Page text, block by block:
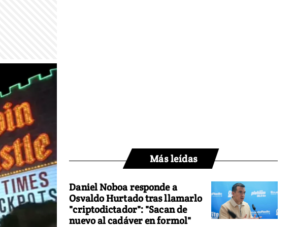
Más leídas
Daniel Noboa responde a
Osvaldo Hurtado tras llamarlo
"criptodictador": "Sacan de
nuevo al cadáver en formol"